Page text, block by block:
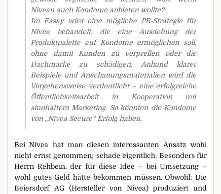
Niveau auch Kondome anbieten wollte?
Im Essay wird eine mögliche PR-Strategie für
Nivea behandelt, die eine Ausdehung der
Produktpalette auf Kondome ermöglichen soll,
ohne damit Kunden zu verprellen oder die
Dachmarke zu schädigen. Anhand klarer
Beispiele und Anschauungsmaterialien wird die
Vorgehensweise verdeutlicht – eine erfolgreiche
Öffentlichkeitsarbeit in Kooperation mit
sinnhaftem Marketing. So könnten die Kondome
von „Nivea Secure“ Erfolg haben.
Bei Nivea hat man diesen interessanten Ansatz wohl
nicht ernst genommen; schade eigentlich. Besonders für
Herrn Rehbein, der für diese Idee – bei Umsetzung –
wohl gutes Geld hätte bekommen müssen. Obwohl: Die
Beiersdorf AG (Hersteller von Nivea) produziert und